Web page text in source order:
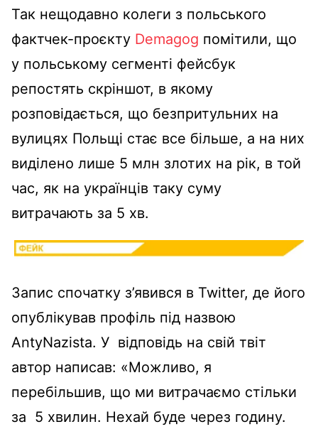
Так нещодавно колеги з польського
фактчек-проєкту Demagog помітили, що
у польському сегменті фейсбук
репостять скріншот, в якому
розповідається, що безпритульних на
вулицях Польщі стає все більше, а на них
виділено лише 5 млн злотих на рік, в той
час, як на українців таку суму
витрачають за 5 хв.
Запис спочатку з’явився в Twitter, де його
опублікував профіль під назвою
AntyNazista. У відповідь на свій твіт
автор написав: «Можливо, я
перебільшив, що ми витрачаємо стільки
за 5 хвилин. Нехай буде через годину.